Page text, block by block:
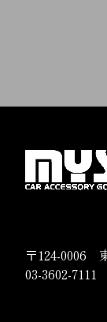
〒124-0006
03-3602-7111